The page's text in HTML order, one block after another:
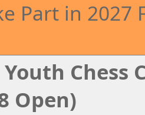
Part in 2027
Chess
Open)